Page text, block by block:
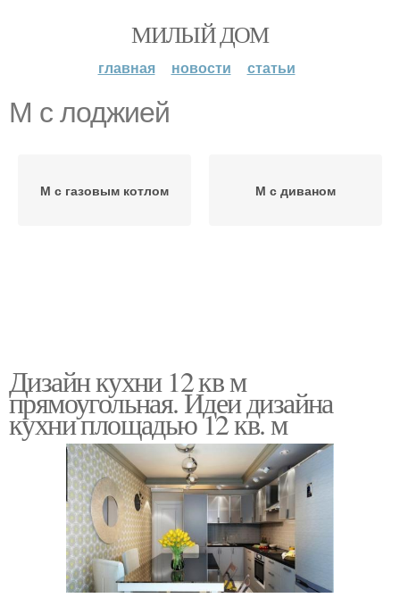
МИЛЫЙ ДОМ
главная новости статьи
М с лоджией
М с газовым котлом М с диваном
Дизайн кухни 12 кв м
прямоугольная. Идеи дизайна
кухни площадью 12 кв. м